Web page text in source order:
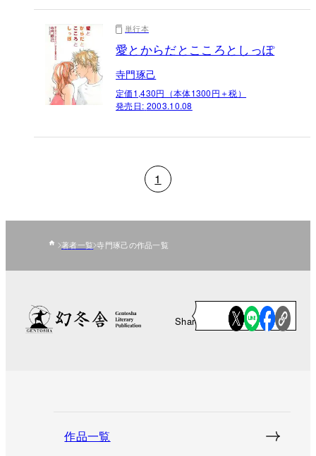
単行本
愛とからだとこころとしっぽ
寺門琢己
定価1,430円（本体1300円＋税）
発売日: 2003.10.08
1
著者一覧 寺門琢己の作品一覧
Share
作品一覧